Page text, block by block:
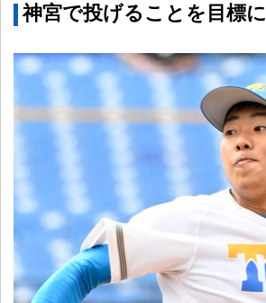
神宮で投げることを目標に